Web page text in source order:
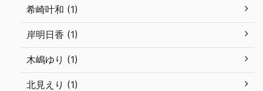
希崎叶和 (1)
岸明日香 (1)
木嶋ゆり (1)
北見えり (1)